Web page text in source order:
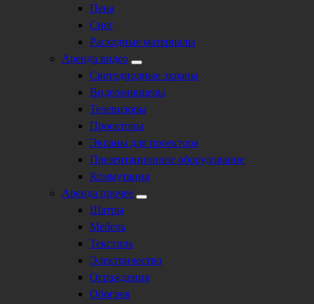
Пена
Снег
Расходные материалы
Аренда видео
Светодиодные экраны
Видеомикшеры
Телевизоры
Проекторы
Экраны для проектора
Презентационное оборудование
Коммутация
Аренда прочее
Шатры
Мебель
Текстиль
Электричество
Ограждения
Обогрев